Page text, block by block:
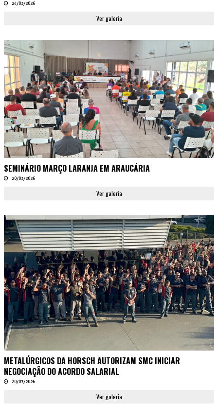
24/03/2026
Ver galeria
SEMINÁRIO MARÇO LARANJA EM ARAUCÁRIA
20/03/2026
Ver galeria
METALÚRGICOS DA HORSCH AUTORIZAM SMC INICIAR
NEGOCIAÇÃO DO ACORDO SALARIAL
20/03/2026
Ver galeria